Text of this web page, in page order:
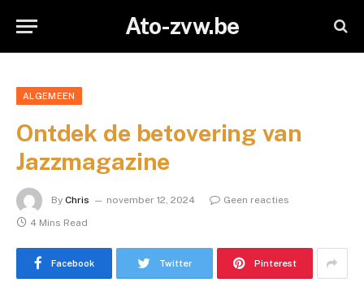
Ato-zvw.be
ALGEMEEN
Ontdek de betovering van
Jazzmagazine
By Chris november 12, 2024
Geen reacties
4 Mins Read
Facebook Twitter Pinterest